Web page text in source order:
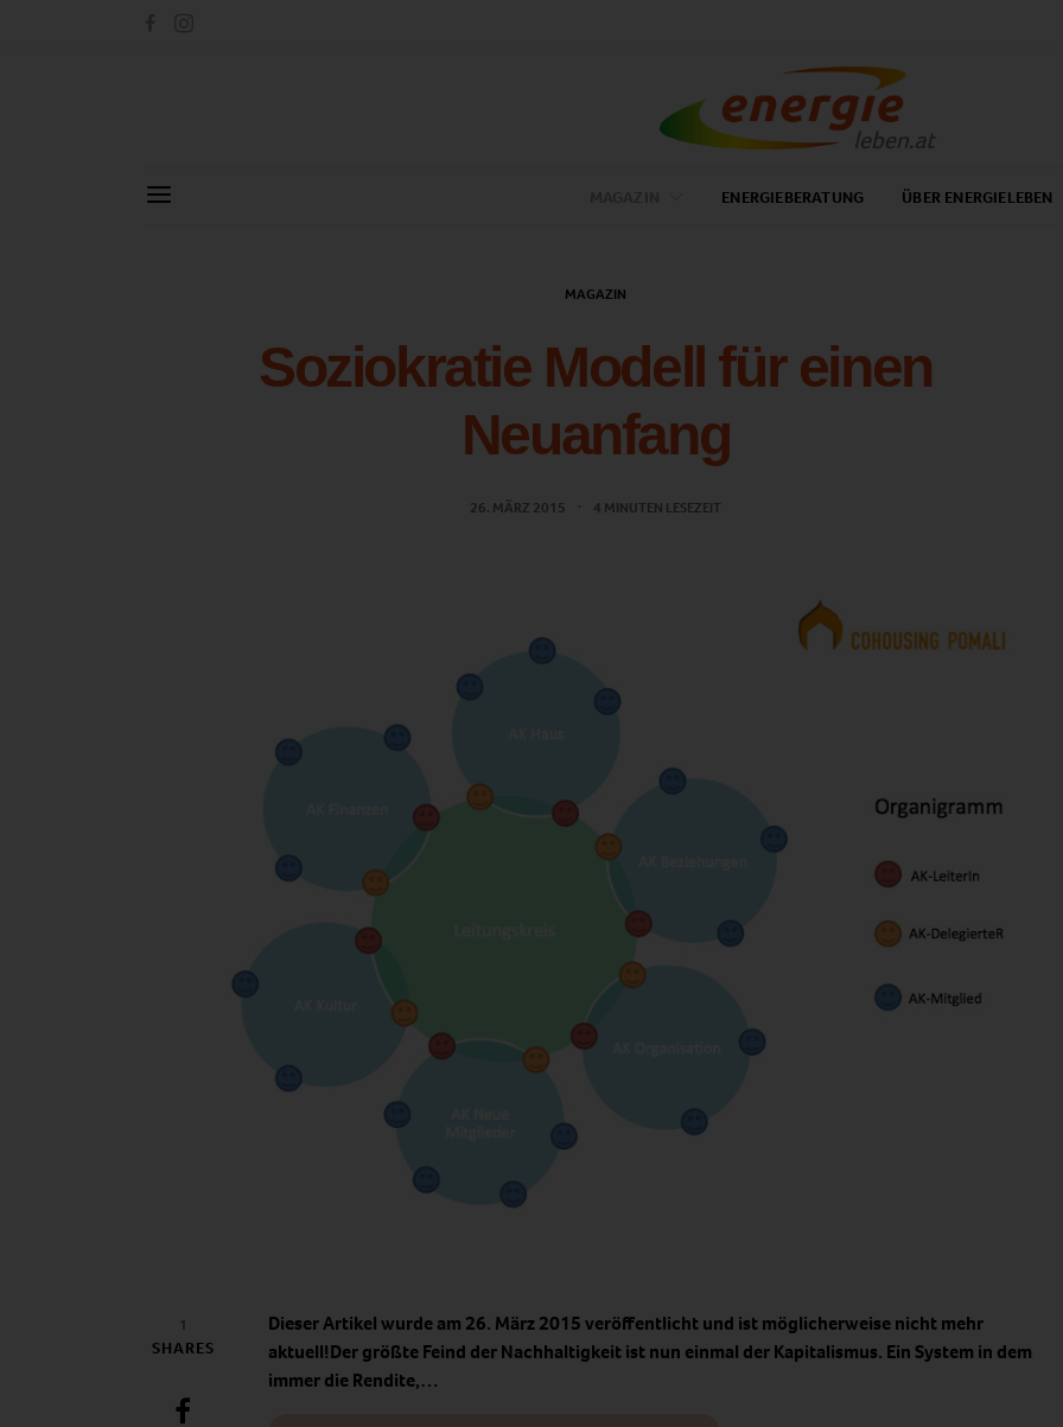
ENERGIEBERATUNG ÜBER ENERGIELEBEN
MAGAZIN
Soziokratie Modell für einen
Neuanfang
26. MÄRZ 2015 4 MINUTEN LESEZEIT
1
SHARES
Dieser Artikel wurde am 26. März 2015 veröffentlicht und ist möglicherweise nicht mehr
aktuell!Der größte Feind der Nachhaltigkeit ist nun einmal der Kapitalismus. Ein System in dem
immer die Rendite,…